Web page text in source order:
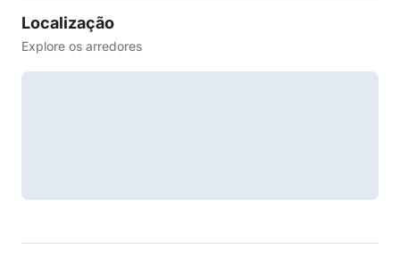
Localização
Explore os arredores